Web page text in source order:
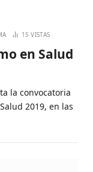
15VISTAS
en Salud
la convocatoria
2019, en las